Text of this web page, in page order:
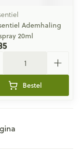
Ademhaling
20ml
Bestel